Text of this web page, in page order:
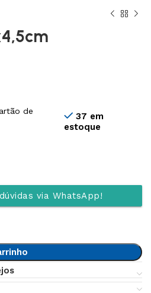
de
37 em
estoque
via WhatsApp!